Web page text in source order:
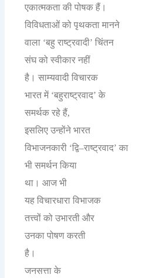
एकात्मकता की पोषक हैं।
विविधताओंको पृथकता मानने
वाला ‘बहु राष्ट्रवादी’चिंतन
संघको स्वीकार नहीं
है। साम्यवादी विचारक
भारत में‘बहुराष्ट्रवाद’के
समर्थक रहे हैं,
इसलिए उन्होंनेभारत
विभाजनकारी ‘द्वि–राष्ट्रवाद’का
भी समर्थनकिया
था। आजभी
यह विचारधारा विभाजक
तत्त्वों को उभारती और
उनका पोषण करती
है।
जनसत्ता के